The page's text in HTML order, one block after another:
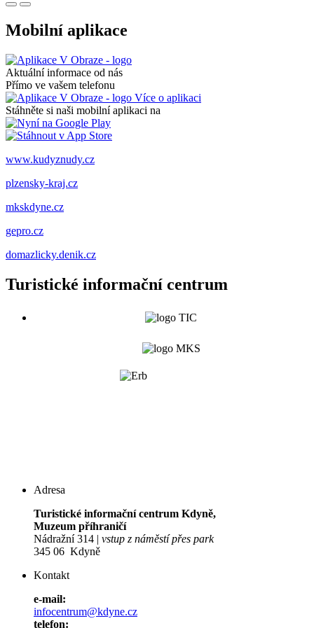
Mobilní aplikace
Aktuální informace od nás
Přímo ve vašem telefonu
Více o aplikaci
Stáhněte si naši mobilní aplikaci na
www.kudyznudy.cz
plzensky-kraj.cz
mkskdyne.cz
gepro.cz
domazlicky.denik.cz
Turistické informační centrum
Adresa
Turistické informační centrum Kdyně,
Muzeum příhraničí
Nádražní 314 | vstup z náměstí přes park
345 06 Kdyně
Kontakt
e-mail:
infocentrum@kdyne.cz
telefon: